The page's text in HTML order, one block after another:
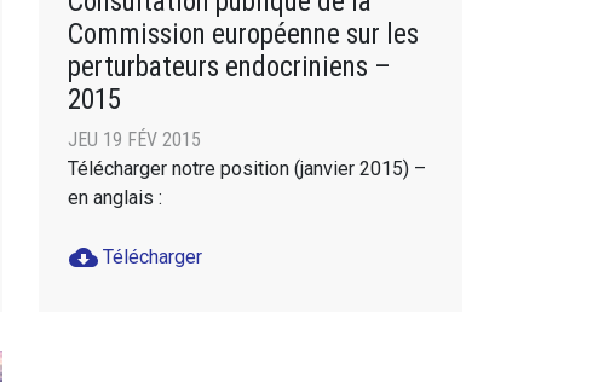
Commission européenne sur les
perturbateurs endocriniens –
2015
JEU 19 FÉV 2015
Télécharger notre position (janvier 2015) –
en anglais :
cloud_download Télécharger